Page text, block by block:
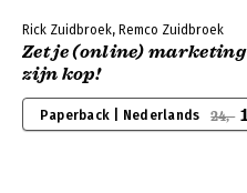
Rick Zuidbroek, Remco Zuidbroek
Zet je (online) marketing
zijn kop!
Paperback | Nederlands 24,-